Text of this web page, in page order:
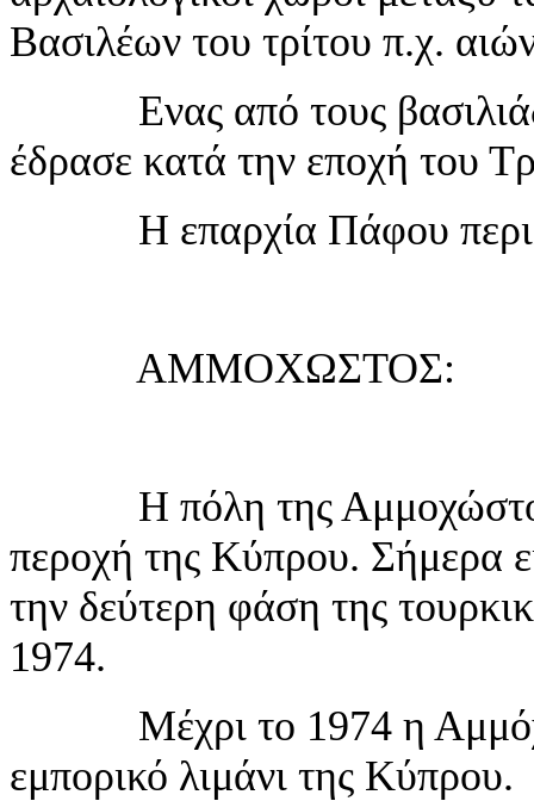
Βασιλέων του τρίτου π.χ.
Ενας από τους
έδρασε κατά την εποχή του
Η επαρχία Πάφου
ΑΜΜΟΧΩΣΤΟΣ:
Η πόλη της Αμμοχώστου
περοχή της Κύπρου. Σήμερα
την δεύτερη φάση της
1974.
Μέχρι το 1974 η
εμπορικό λιμάνι της Κύπρου.